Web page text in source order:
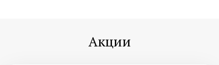
Акции